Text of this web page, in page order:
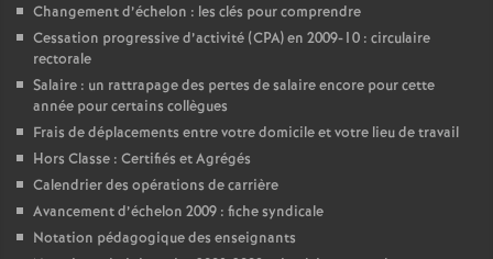
Changement d’échelon : les clés pour comprendre
Cessation progressive d’activité (CPA) en 2009-10 : circulaire
rectorale
Salaire : un rattrapage des pertes de salaire encore pour cette
année pour certains collègues
Frais de déplacements entre votre domicile et votre lieu de travail
Hors Classe : Certifiés et Agrégés
Calendrier des opérations de carrière
Avancement d’échelon 2009 : fiche syndicale
Notation pédagogique des enseignants